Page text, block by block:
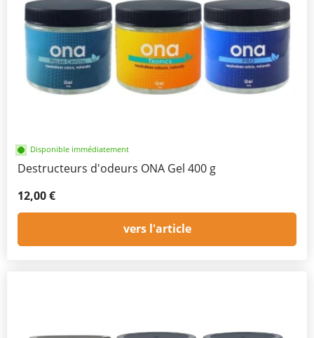
Disponible immédiatement
Destructeurs d'odeurs ONA Gel 400 g
12,00 €
vers l'article